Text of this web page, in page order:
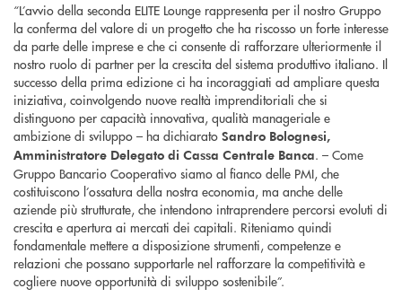
“L’avvio della seconda ELITE Lounge rappresenta per il nostro Gruppo
la conferma del valore di un progetto che ha riscosso un forte interesse
da parte delle imprese e che ci consente di rafforzare ulteriormente il
nostro ruolo di partner per la crescita del sistema produttivo italiano. Il
successo della prima edizione ci ha incoraggiati ad ampliare questa
iniziativa, coinvolgendo nuove realtà imprenditoriali che si
distinguono per capacità innovativa, qualità manageriale e
ambizione di sviluppo – ha dichiarato Sandro Bolognesi,
Amministratore Delegato di Cassa Centrale Banca. – Come
Gruppo Bancario Cooperativo siamo al fianco delle PMI, che
costituiscono l’ossatura della nostra economia, ma anche delle
aziende più strutturate, che intendono intraprendere percorsi evoluti di
crescita e apertura ai mercati dei capitali. Riteniamo quindi
fondamentale mettere a disposizione strumenti, competenze e
relazioni che possano supportarle nel rafforzare la competitività e
cogliere nuove opportunità di sviluppo sostenibile”.